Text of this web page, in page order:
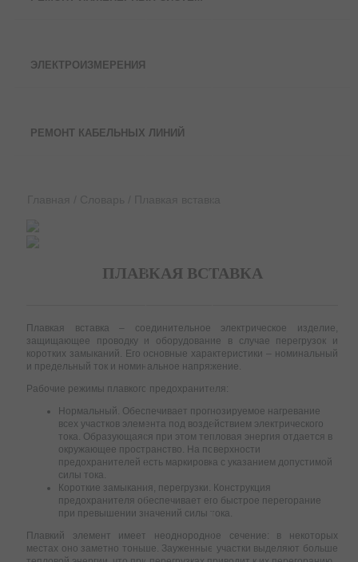
ЭЛЕКТРОИЗМЕРЕНИЯ
РЕМОНТ КАБЕЛЬНЫХ ЛИНИЙ
ПЛАВКАЯ ВСТАВКА
Плавкая вставка – соединительное электрическое изделие,
защищающее проводку и оборудование в случае перегрузок и
коротких замыканий. Его основные характеристики – номинальный
и предельный ток и номинальное напряжение.
Рабочие режимы плавкого предохранителя:
Нормальный. Обеспечивает прогнозируемое нагревание
всех участков элемента под воздействием электрического
тока. Образующаяся при этом тепловая энергия отдается в
окружающее пространство. На поверхности
предохранителей есть маркировка с указанием допустимой
силы тока.
Короткие замыкания, перегрузки. Конструкция
предохранителя обеспечивает его быстрое перегорание
при превышении значений силы тока.
Плавкий элемент имеет неоднородное сечение: в некоторых
местах оно заметно тоньше. Зауженные участки выделяют больше